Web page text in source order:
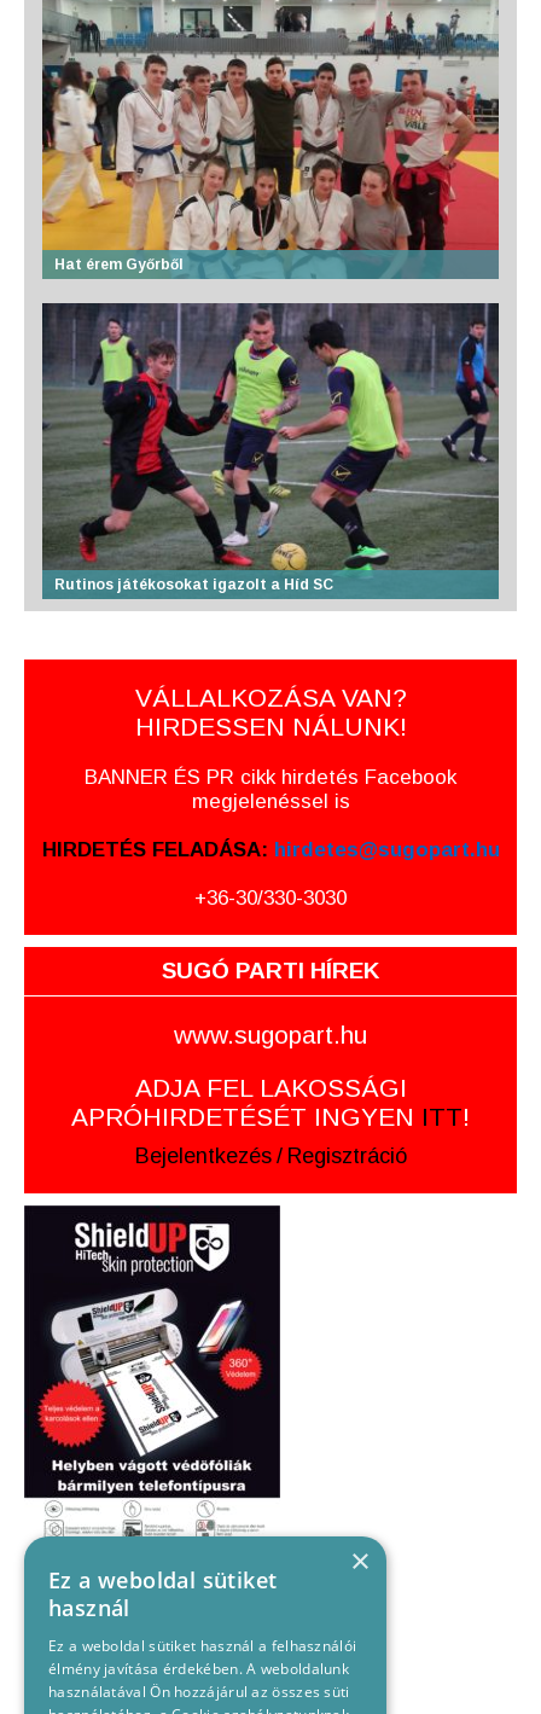
Hat érem Győrből
Rutinos játékosokat igazolt a Híd SC
VÁLLALKOZÁSA VAN?
HIRDESSEN NÁLUNK!
BANNER ÉS PR cikk hirdetés Facebook
megjelenéssel is
HIRDETÉS FELADÁSA: hirdetes@sugopart.hu
+36-30/330-3030
SUGÓ PARTI HÍREK
www.sugopart.hu
ADJA FEL LAKOSSÁGI
APRÓHIRDETÉSÉT INGYEN ITT!
Bejelentkezés / Regisztráció
×
Ez a weboldal sütiket
használ
Ez a weboldal sütiket használ a felhasználói
élmény javítása érdekében. A weboldalunk
használatával Ön hozzájárul az összes süti